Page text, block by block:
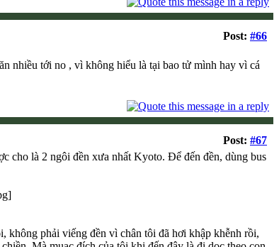
Post: #66
nhiều tới no , vì không hiểu là tại bao tử mình hay vì cá
Post: #67
cho là 2 ngôi đền xưa nhất Kyoto. Để đến đền, dùng bus
không phải viếng đền vì chân tôi đã hơi khập khễnh rồi,